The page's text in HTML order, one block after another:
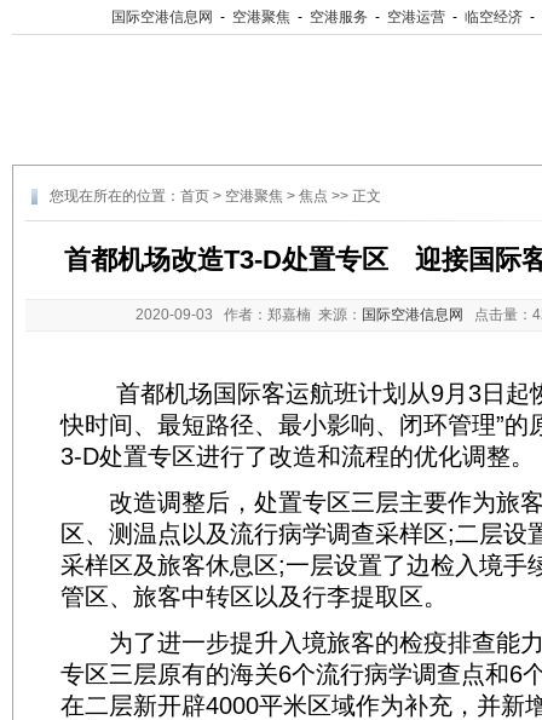
国际空港信息网 - 空港聚焦 - 空港服务 - 空港运营 - 临空经济 -
您现在所在的位置： 首页 > 空港聚焦 > 焦点 >> 正文
首都机场改造T3-D处置专区 迎接国际
2020-09-03 作者：郑嘉楠 来源： 国际空港信息网 点击量：
首都机场国际客运航班计划从9月3日起
快时间、最短路径、最小影响、闭环管理”的
3-D处置专区进行了改造和流程的优化调整。
改造调整后，处置专区三层主要作为旅
区、测温点以及流行病学调查采样区;二层设
采样区及旅客休息区;一层设置了边检入境手
管区、旅客中转区以及行李提取区。
为了进一步提升入境旅客的检疫排查能
专区三层原有的海关6个流行病学调查点和6
在二层新开辟4000平米区域作为补充，并新